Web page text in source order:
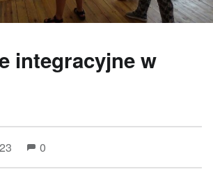
integracyjne w
0